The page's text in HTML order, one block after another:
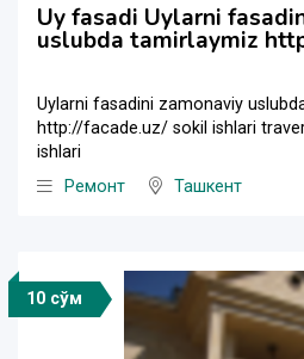
Uy fasadi Uylarni
uslubda tamirlaymiz
Uylarni fasadini zamonaviy
http://facade.uz/ sokil ishlari
ishlari
Ремонт
Ташкент
10 сўм